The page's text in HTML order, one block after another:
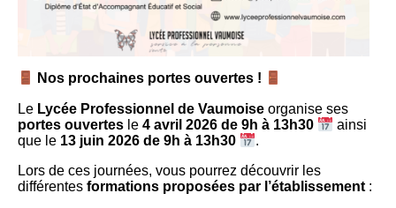
Nos prochaines portes ouvertes !
Le Lycée Professionnel de Vaumoise organise ses
portes ouvertes le 4 avril 2026 de 9h à 13h30
ainsi
que le 13 juin 2026 de 9h à 13h30
.
Lors de ces journées, vous pourrez découvrir les
différentes formations proposées par l’établissement: